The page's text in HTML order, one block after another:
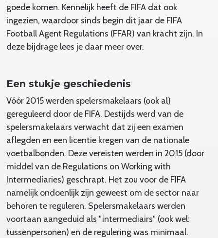
goede komen. Kennelijk heeft de FIFA dat ook
ingezien, waardoor sinds begin dit jaar de FIFA
Football Agent Regulations (FFAR) van kracht zijn. In
deze bijdrage lees je daar meer over.
Een stukje geschiedenis
Vóór 2015 werden spelersmakelaars (ook al)
gereguleerd door de FIFA. Destijds werd van de
spelersmakelaars verwacht dat zij een examen
aflegden en een licentie kregen van de nationale
voetbalbonden. Deze vereisten werden in 2015 (door
middel van de Regulations on Working with
Intermediaries) geschrapt. Het zou voor de FIFA
namelijk ondoenlijk zijn geweest om de sector naar
behoren te reguleren. Spelersmakelaars werden
voortaan aangeduid als "intermediairs" (ook wel:
tussenpersonen) en de regulering was minimaal.